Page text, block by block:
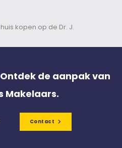
kopen op de Dr. J.
de aanpak van
Makelaars.
Contact